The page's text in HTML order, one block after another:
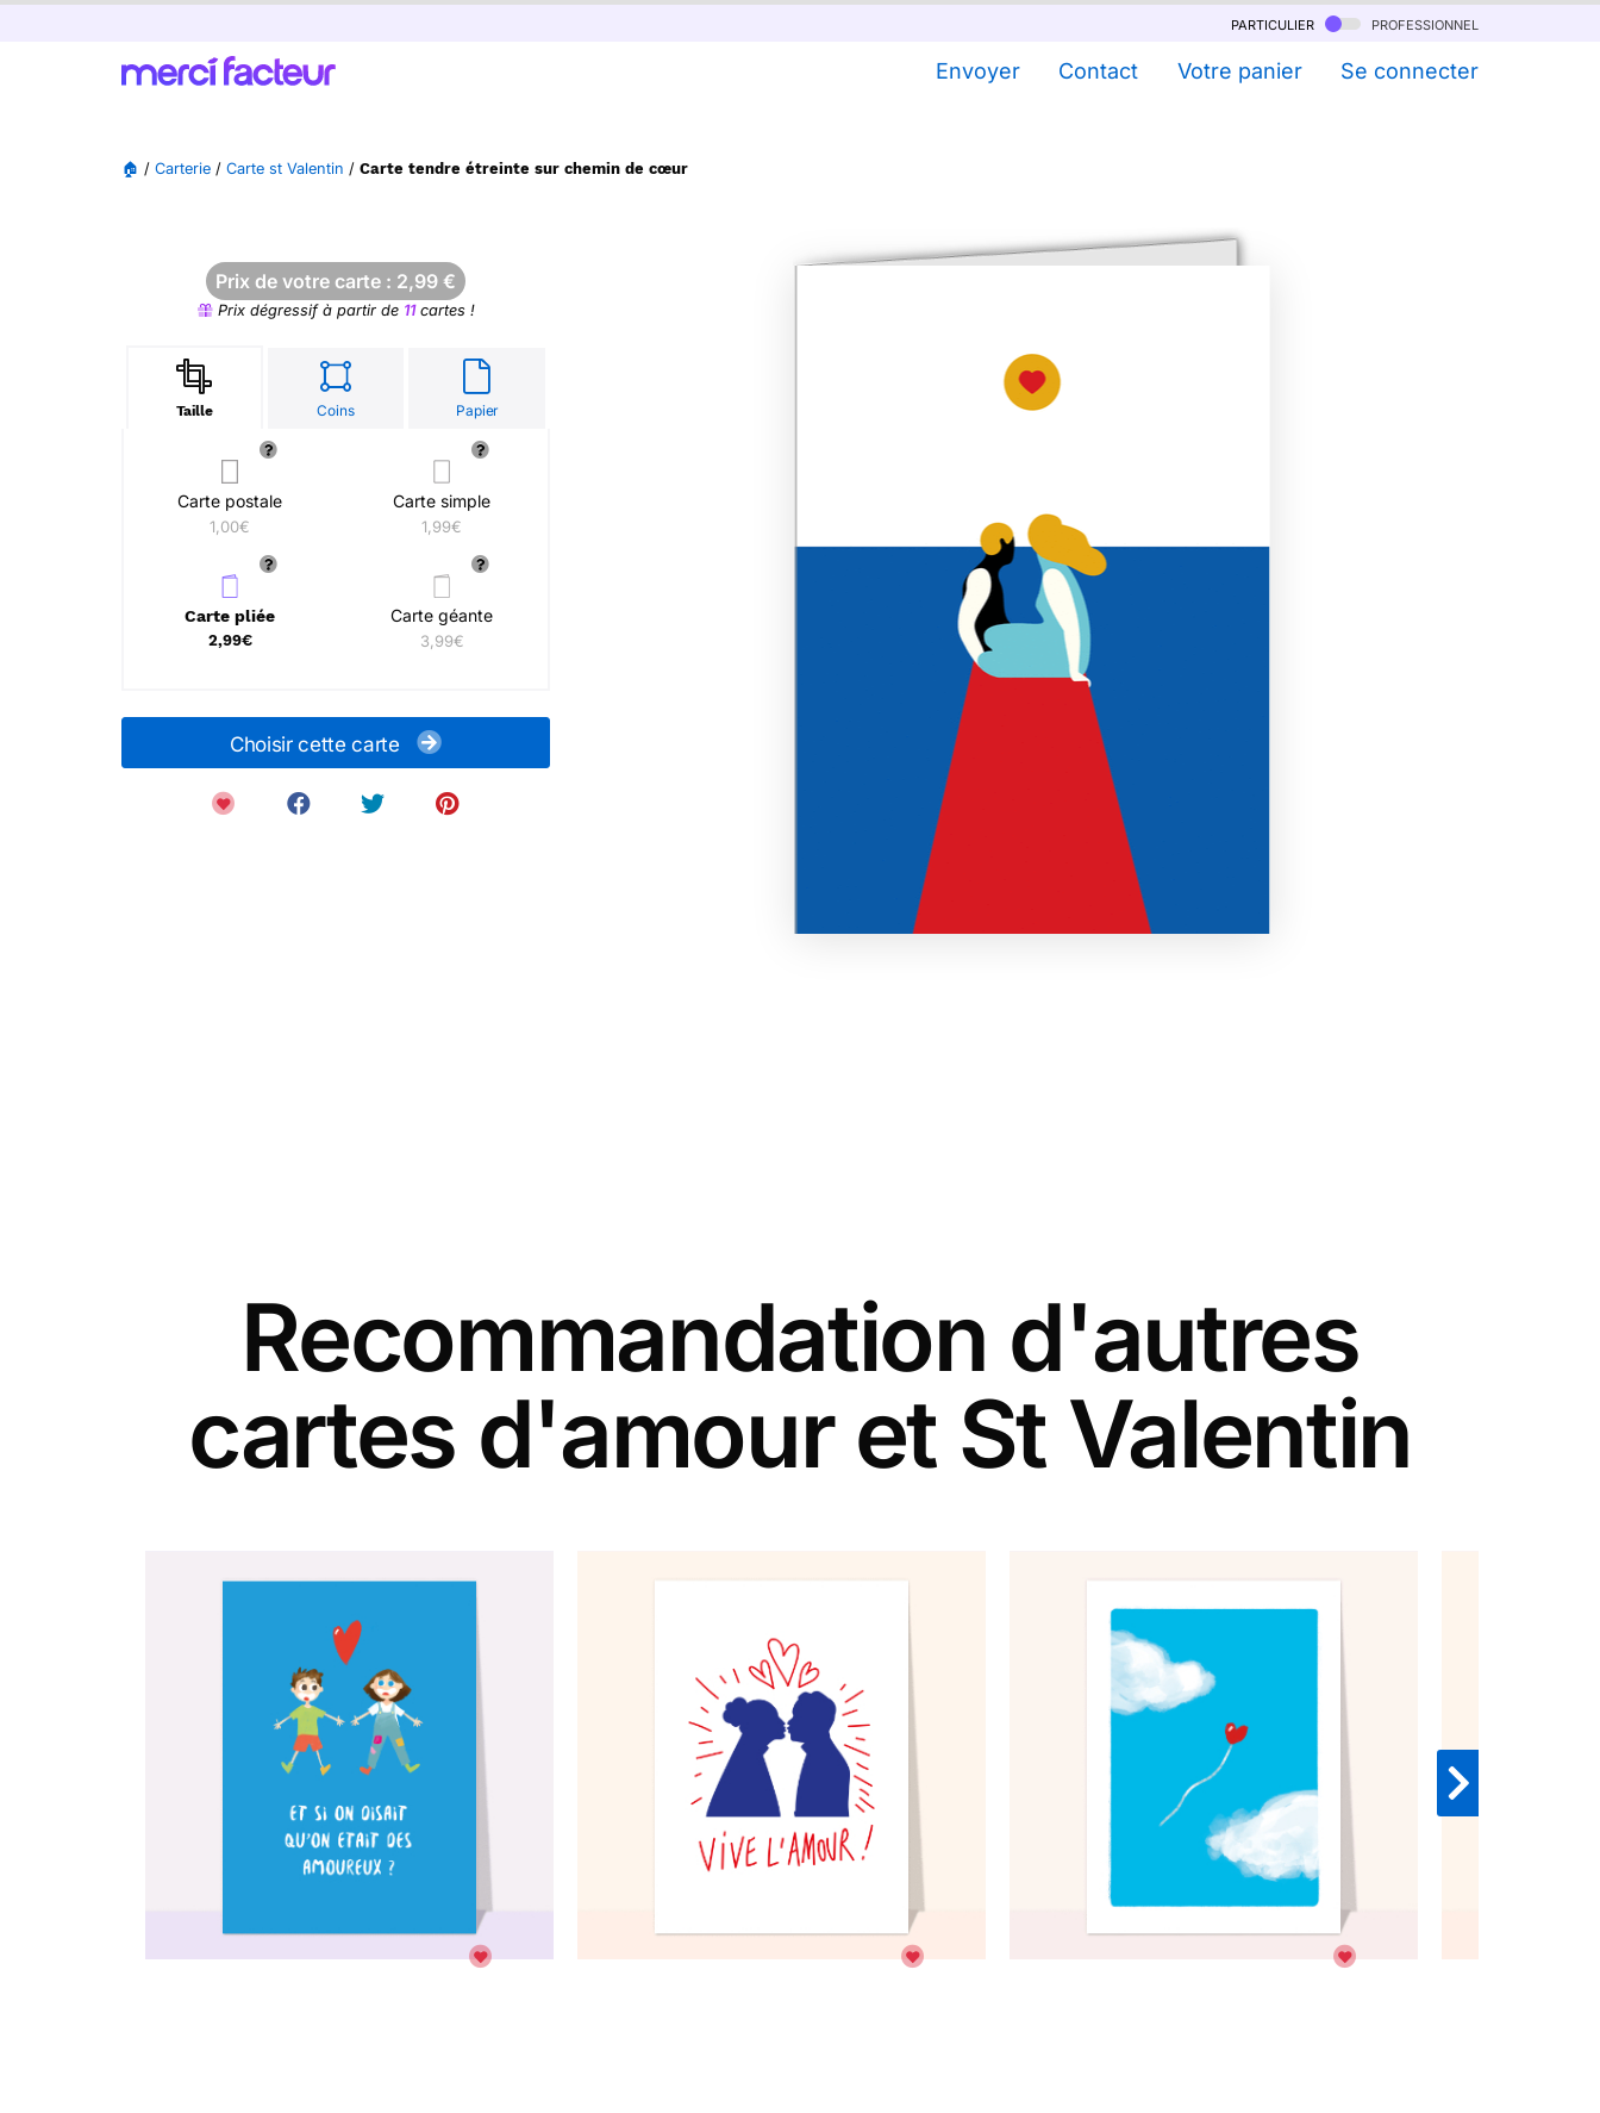
particulier professionnel
Envoyer Contact Votre panier Se connecter
🏠 / Carterie / Carte st Valentin / Carte tendre étreinte sur chemin de cœur
Prix de votre carte : 2,99 €
Prix dégressif à partir de 11cartes !
Taille Coins Papier
Carte postale
1,00€
Carte simple
1,99€
Carte pliée
2,99€
Carte géante
3,99€
Choisir cette carte
Recommandation d'autres
cartes d'amour et St Valentin